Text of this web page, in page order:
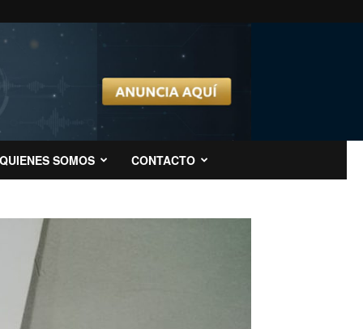
QUIENES SOMOS CONTACTO